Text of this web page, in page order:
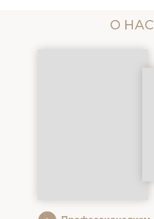
О НАС